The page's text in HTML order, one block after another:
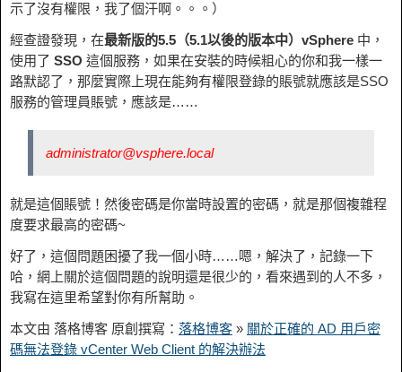
示了沒有權限，我了個汗啊。。。）
經查證發現，在最新版的5.5（5.1以後的版本中）vSphere 中，
使用了 SSO 這個服務，如果在安裝的時候粗心的你和我一樣一
路默認了，那麼實際上現在能夠有權限登錄的賬號就應該是SSO
服務的管理員賬號，應該是……
administrator@vsphere.local
就是這個賬號！然後密碼是你當時設置的密碼，就是那個複雜程
度要求最高的密碼~
好了，這個問題困擾了我一個小時……嗯，解決了，記錄一下
哈，網上關於這個問題的說明還是很少的，看來遇到的人不多，
我寫在這里希望對你有所幫助。
本文由 落格博客 原創撰寫： 落格博客 » 關於正確的 AD 用戶密
碼無法登錄 vCenter Web Client 的解決辦法